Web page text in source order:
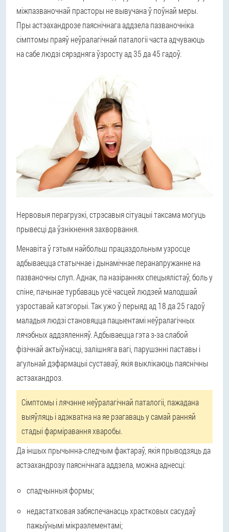
міжпазваночнай прасторы не вывучана ў поўнай меры.
Пры астэахандрозе паяснічнага аддзела пазваночніка
сімптомы праяў неўралагічнай паталогіі часта адчуваюць
на сабе людзі сярэдняга ўзросту ад 35 да 45 гадоў.
Нервовыя перагрузкі, стрэсавыя сітуацыі таксама могуць
прывесці да ўзнікнення захворвання.
Менавіта ў гэтым найбольш працаздольным узросце
адбываецца статычнае і дынамічнае перанапружанне на
пазваночны слуп. Аднак, па назіраннях спецыялістаў, боль у
спіне, пачынае турбаваць усё часцей людзей малодшай
узроставай катэгорыі. Так ужо ў перыяд ад 18 да 25 гадоў
маладыя людзі становяцца пацыентамі неўралагічных
лячэбных аддзяленняў. Адбываецца гэта з-за слабой
фізічнай актыўнасці, залішняга вагі, парушэнні паставы і
агульнай дэфармацыі суставаў, якія выклікаюць паяснічны
астэахандроз.
Сімптомы і лячэнне неўралагічнай паталогіі, пажадана
выяўляць і адэкватна на яе рэагаваць у самай ранняй
стадыі фарміравання хваробы.
Да іншых прычынна-следчым фактараў, якія прыводзяць да
астэахандрозу паяснічнага аддзела, можна аднесці:
спадчынныя формы;
недастатковая забяспечанасць храстковых сасудаў
пажыўнымі мікраэлементамі;